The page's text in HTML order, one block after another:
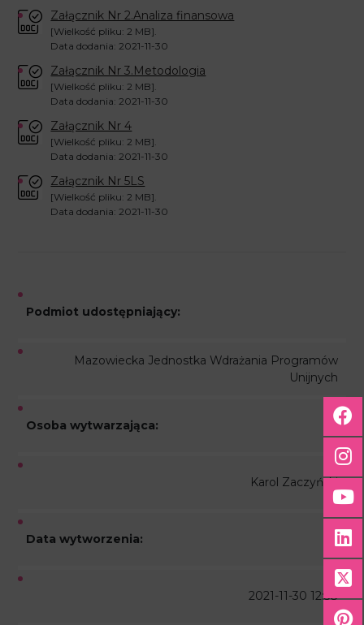
Załącznik Nr 2.Analiza finansowa
[Wielkość pliku: 2 MB].
Data dodania: 2021-11-30
Załącznik Nr 3.Metodologia
[Wielkość pliku: 2 MB].
Data dodania: 2021-11-30
Załącznik Nr 4
[Wielkość pliku: 2 MB].
Data dodania: 2021-11-30
Załącznik Nr 5LS
[Wielkość pliku: 2 MB].
Data dodania: 2021-11-30
Podmiot udostępniający:
Mazowiecka Jednostka Wdrażania Programów
Unijnych
Osoba wytwarzająca:
Karol Zaczyński
Data wytworzenia:
2021-11-30 12:58